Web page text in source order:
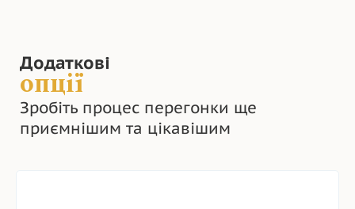
Додаткові
опції
Зробіть процес перегонки ще
приємнішим та цікавішим